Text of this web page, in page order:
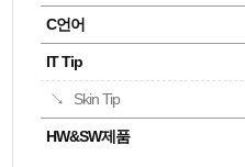
C언어
IT Tip
Skin Tip
HW&SW제품